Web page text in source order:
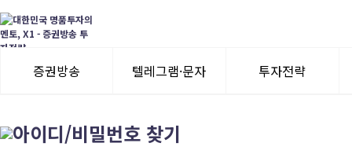
증권방송 텔레그램·문자 투자전략